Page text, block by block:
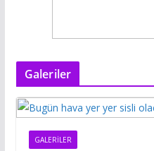
Galeriler
GALERILER